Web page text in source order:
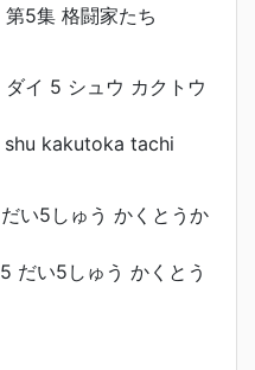
5集 格闘家たち
イ 5 シュウ カクトウ
kakutoka tachi
い5しゅう かくとうか
だい5しゅう かくとう